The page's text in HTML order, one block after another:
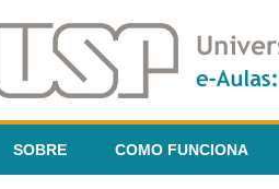
SOBRE COMO FUNCIONA